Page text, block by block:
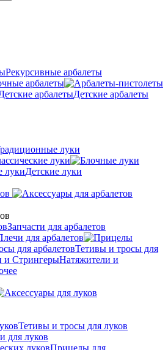
Рекурсивные арбалеты
арбалеты
Детские арбалеты
луки
луки
Детские луки
Запчасти для арбалетов
для арбалетов
Тетивы и тросы для
Натяжители и
Тетивы и тросы для луков
для луков
Прицелы для